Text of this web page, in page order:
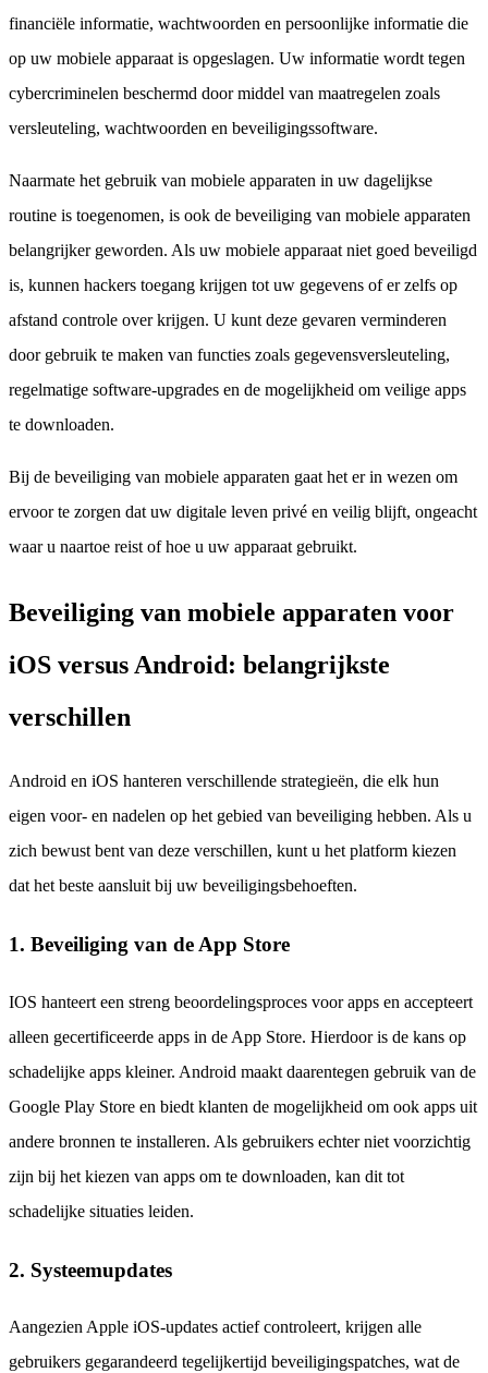
financiële informatie, wachtwoorden en persoonlijke informatie die
op uw mobiele apparaat is opgeslagen. Uw informatie wordt tegen
cybercriminelen beschermd door middel van maatregelen zoals
versleuteling, wachtwoorden en beveiligingssoftware.
Naarmate het gebruik van mobiele apparaten in uw dagelijkse
routine is toegenomen, is ook de beveiliging van mobiele apparaten
belangrijker geworden. Als uw mobiele apparaat niet goed beveiligd
is, kunnen hackers toegang krijgen tot uw gegevens of er zelfs op
afstand controle over krijgen. U kunt deze gevaren verminderen
door gebruik te maken van functies zoals gegevensversleuteling,
regelmatige software-upgrades en de mogelijkheid om veilige apps
te downloaden.
Bij de beveiliging van mobiele apparaten gaat het er in wezen om
ervoor te zorgen dat uw digitale leven privé en veilig blijft, ongeacht
waar u naartoe reist of hoe u uw apparaat gebruikt.
Beveiliging van mobiele apparaten voor
iOS versus Android: belangrijkste
verschillen
Android en iOS hanteren verschillende strategieën, die elk hun
eigen voor- en nadelen op het gebied van beveiliging hebben. Als u
zich bewust bent van deze verschillen, kunt u het platform kiezen
dat het beste aansluit bij uw beveiligingsbehoeften.
1. Beveiliging van de App Store
IOS hanteert een streng beoordelingsproces voor apps en accepteert
alleen gecertificeerde apps in de App Store. Hierdoor is de kans op
schadelijke apps kleiner. Android maakt daarentegen gebruik van de
Google Play Store en biedt klanten de mogelijkheid om ook apps uit
andere bronnen te installeren. Als gebruikers echter niet voorzichtig
zijn bij het kiezen van apps om te downloaden, kan dit tot
schadelijke situaties leiden.
2. Systeemupdates
Aangezien Apple iOS-updates actief controleert, krijgen alle
gebruikers gegarandeerd tegelijkertijd beveiligingspatches, wat de